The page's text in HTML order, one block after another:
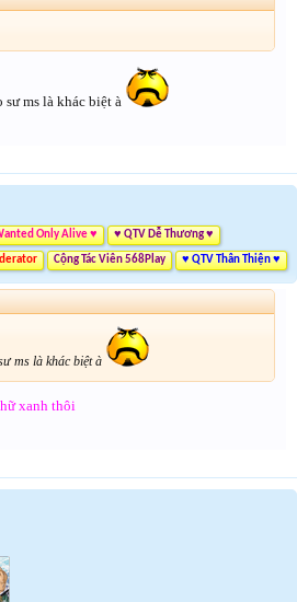
ms là khác biệt à
Only Alive ♥ ♥ QTV Dễ Thương ♥
Cộng Tác Viên 568Play ♥ QTV Thân Thiện ♥
ms là khác biệt à
xanh thôi